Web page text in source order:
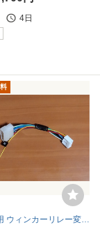
4日
AZ-1 用 ウィンカーリレー変換ケーブル